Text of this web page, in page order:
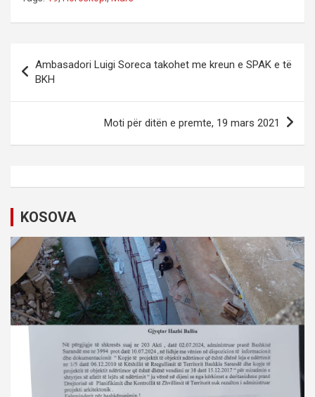
s
n
v
i
g
a
t
i
o
Ambasadori Luigi Soreca takohet me kreun e SPAK e të
BKH
Moti për ditën e premte, 19 mars 2021
KOSOVA